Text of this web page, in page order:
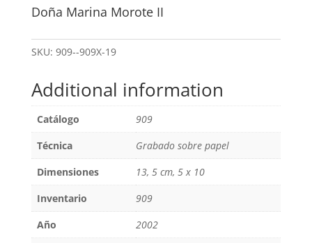
Doña Marina Morote II
SKU: 909--909X-19
Additional information
Catálogo
909
Técnica
Grabado sobre papel
Dimensiones
13, 5 cm, 5 x 10
Inventario
909
Año
2002